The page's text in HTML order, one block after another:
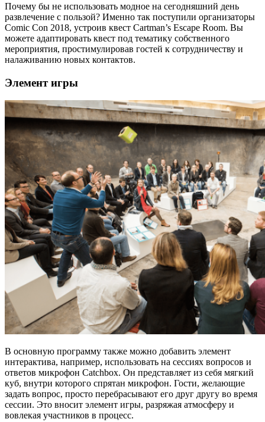
Почему бы не использовать модное на сегодняшний день
развлечение с пользой? Именно так поступили организаторы
Comic Con 2018, устроив квест Cartman’s Escape Room. Вы
можете адаптировать квест под тематику собственного
мероприятия, простимулировав гостей к сотрудничеству и
налаживанию новых контактов.
Элемент игры
В основную программу также можно добавить элемент
интерактива, например, использовать на сессиях вопросов и
ответов микрофон Catchbox. Он представляет из себя мягкий
куб, внутри которого спрятан микрофон. Гости, желающие
задать вопрос, просто перебрасывают его друг другу во время
сессии. Это вносит элемент игры, разряжая атмосферу и
вовлекая участников в процесс.